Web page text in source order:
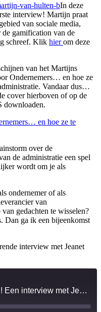
In deze
interview! Martijn praat
van sociale media,
de gamification van de
schreef. Klik hierom deze
van het Martijns
Ondernemers… en hoe ze
Vandaar dus…
cover hierboven of op de
downloaden.
en hoe ze te
over de
de administratie een spel
wordt om je als
ondernemer of als
van
gedachten te wisselen?
Dan ga ik een bijeenkomst
interview met Jeanet
FPO025 GAME OVER!!! Een interview met Jeanet Walraven over de gamification van de administratie | Financiële valkuil 1